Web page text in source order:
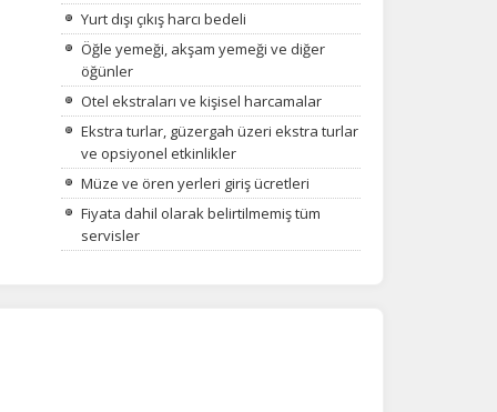
Yurt dışı çıkış harcı bedeli
Öğle yemeği, akşam yemeği ve diğer
öğünler
Otel ekstraları ve kişisel harcamalar
Ekstra turlar, güzergah üzeri ekstra turlar
ve opsiyonel etkinlikler
Müze ve ören yerleri giriş ücretleri
Fiyata dahil olarak belirtilmemiş tüm
servisler